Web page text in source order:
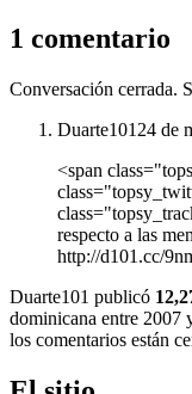
1 comentario
Conversación cerrada.
Duarte101 24 de
<span
respecto a las
http://d101.cc/
Duarte101 publicó
dominicana entre 2007
los comentarios están